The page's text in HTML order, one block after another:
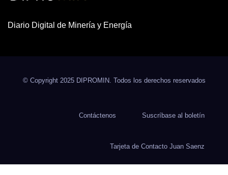
Diario Digital de Minería y Energía
© Copyright 2025 DIPROMIN. Todos los derechos reservados
Contáctenos Suscríbase al boletín
Tarjeta de Contacto Juan Saenz